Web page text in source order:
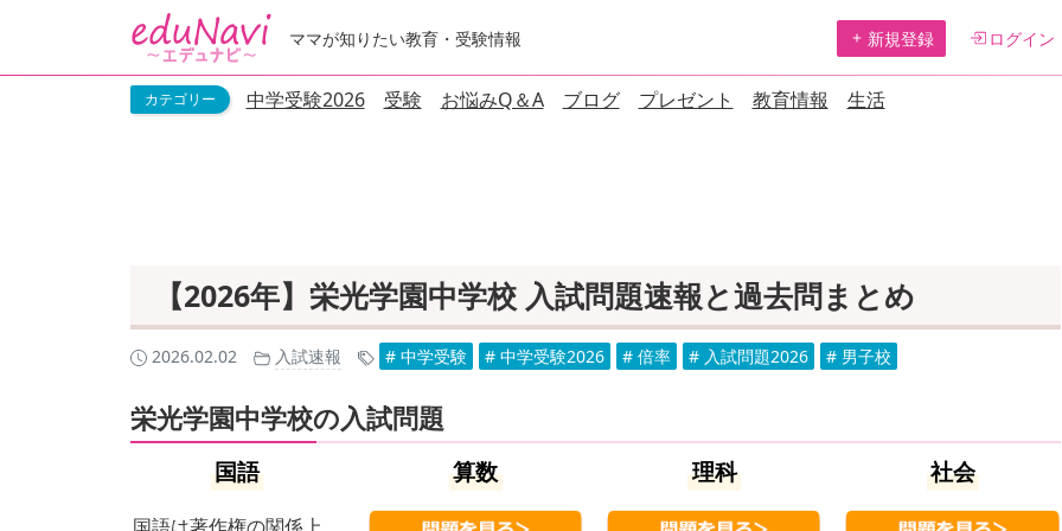
ママが知りたい教育・受験情報 新規登録 ログイン
中学受験2026 受験 お悩みQ＆A ブログ プレゼント 教育情報 生活
【2026年】栄光学園中学校 入試問題速報と過去問まとめ
2026.02.02 入試速報 # 中学受験 # 中学受験2026 # 倍率 # 入試問題2026 # 男子校
栄光学園中学校の入試問題
国語
国語は著作権の関係上、
算数 理科 社会